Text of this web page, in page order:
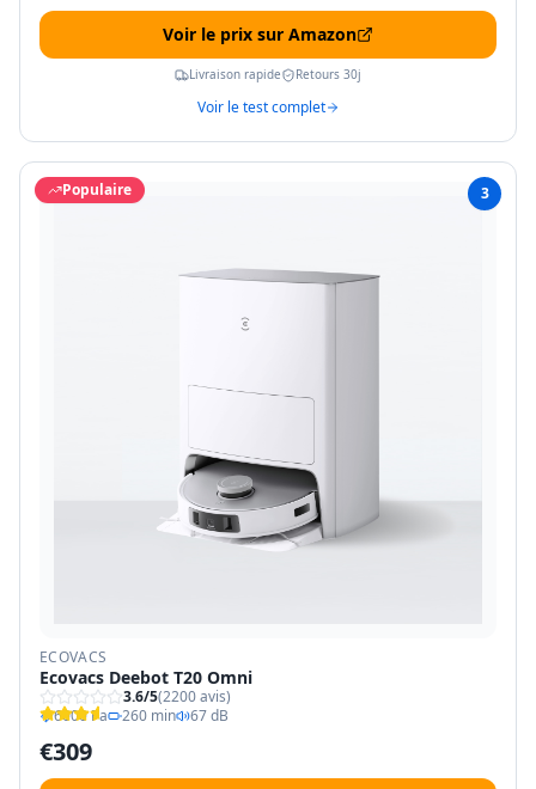
Voir le prix sur Amazon
Livraison rapide Retours 30j
Voir le test complet
3
Populaire
ECOVACS
Ecovacs Deebot T20 Omni
3.6/5(2200avis)
6000 Pa
260 min 67 dB
€309